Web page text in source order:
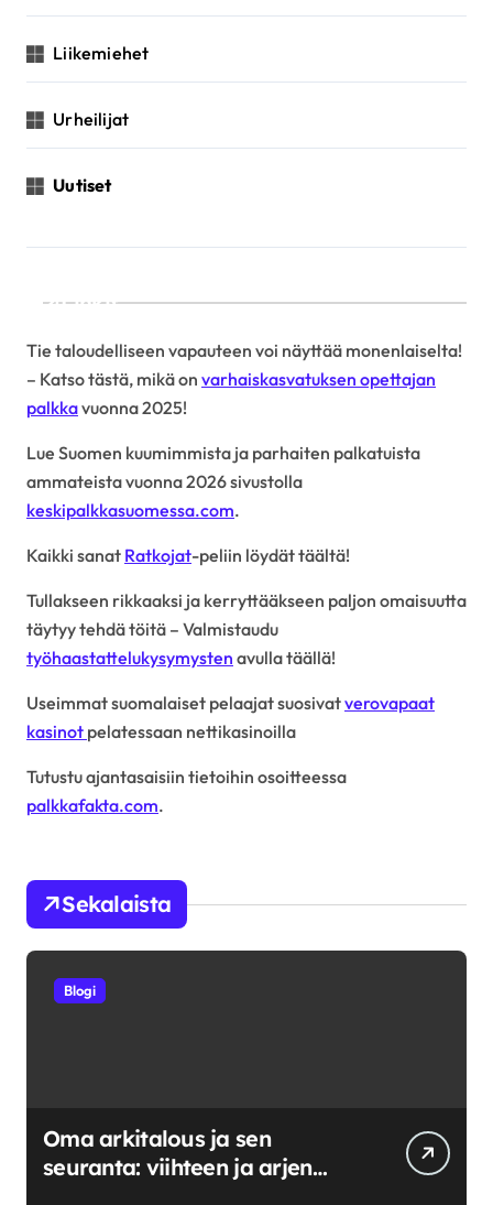
Liikemiehet
Urheilijat
Uutiset
Linkit
Tie taloudelliseen vapauteen voi näyttää monenlaiselta!
– Katso tästä, mikä on varhaiskasvatuksen opettajan
palkkavuonna 2025!
Lue Suomen kuumimmista ja parhaiten palkatuista
ammateista vuonna 2026 sivustolla
keskipalkkasuomessa.com.
Kaikki sanat Ratkojat-peliin löydät täältä!
Tullakseen rikkaaksi ja kerryttääkseen paljon omaisuutta
täytyy tehdä töitä – Valmistaudu
työhaastattelukysymysten avulla täällä!
Useimmat suomalaiset pelaajat suosivatverovapaat
kasinot pelatessaan nettikasinoilla
Tutustu ajantasaisiin tietoihin osoitteessa
palkkafakta.com.
Sekalaista
Blogi
Oma arkitalous ja sen
seuranta: viihteen ja arjen